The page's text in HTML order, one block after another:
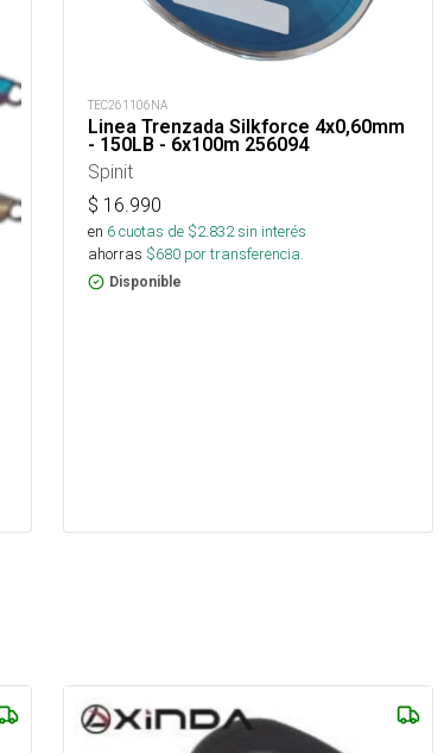
TEC261106NA
Linea Trenzada Silkforce 4x0,60mm
- 150LB - 6x100m 256094
Spinit
$ 16.990
en 6cuotas de $2.832sin interés
ahorras $680 por transferencia.
Disponible